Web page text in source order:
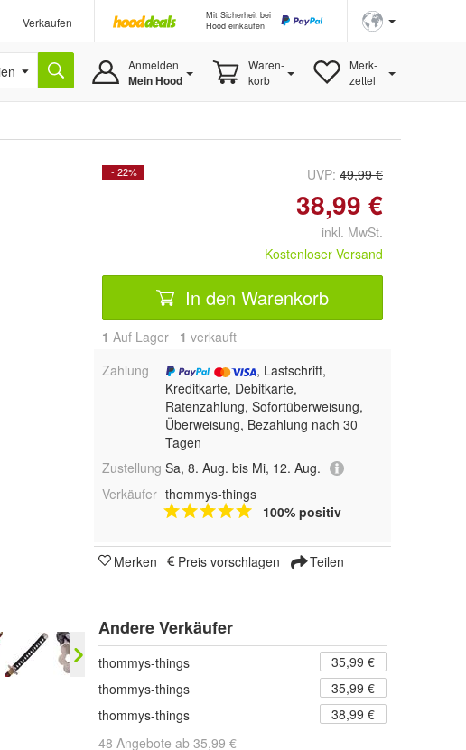
Verkaufen
Mit Sicherheit bei
Hood einkaufen
Anmelden
Mein Hood
Waren-
korb
Merk-
zettel
- 22% UVP: 49,99 €
38,99 €
inkl. MwSt.
Kostenloser Versand
In den Warenkorb
1 Auf Lager 1 verkauft
Zahlung
, Lastschrift,
Kreditkarte, Debitkarte,
Ratenzahlung, Sofortüberweisung,
Überweisung, Bezahlung nach 30
Tagen
Zustellung Sa, 8. Aug. bis Mi, 12. Aug.
Verkäufer thommys-things
100% positiv
Merken Preis vorschlagen Teilen
Andere Verkäufer
thommys-things
35,99 €
thommys-things
35,99 €
thommys-things
38,99 €
48 Angebote ab 35,99 €